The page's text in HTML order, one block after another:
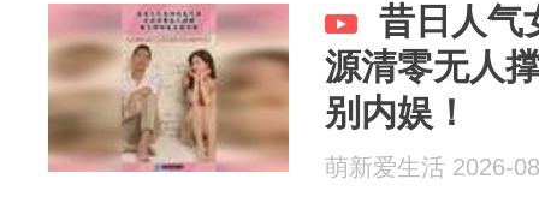
昔日人气
源清零无人
别内娱！
萌新爱生活 2026-